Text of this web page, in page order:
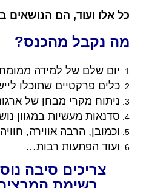
כל אלו ועוד, הם הנושאים
מה נקבל מהכנס?
יום שלם של למידה
כלים פרקטיים שתוכלו
ניתוח מקרי מבחן של
סדנאות מעשיות במגוון
וכמובן, הרבה אווירה, חוויה
ועוד הפתעות רבות…
צריכים סיבה